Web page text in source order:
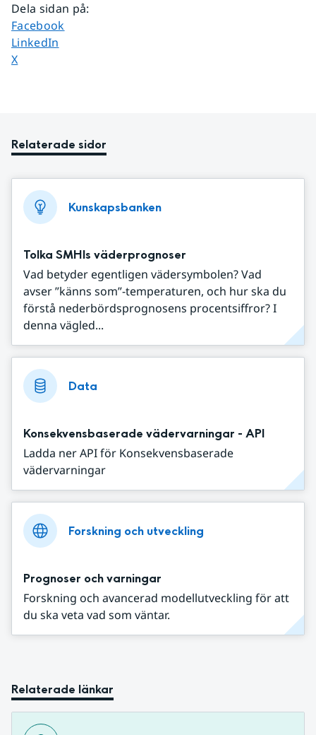
Dela sidan på:
Dela sidan på
Facebook
Dela sidan på
LinkedIn
Dela sidan på
X
Relaterade sidor
Kunskapsbanken
Tolka SMHIs väderprognoser
Vad betyder egentligen vädersymbolen? Vad
avser ”känns som”-temperaturen, och hur ska du
förstå nederbördsprognosens procentsiffror? I
denna vägled...
Data
Konsekvensbaserade vädervarningar - API
Ladda ner API för Konsekvensbaserade
vädervarningar
Forskning och utveckling
Prognoser och varningar
Forskning och avancerad modellutveckling för att
du ska veta vad som väntar.
Relaterade länkar